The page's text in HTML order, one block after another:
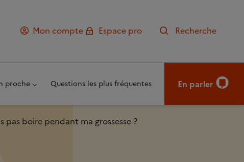
Mon compte
Espace pro Recherche
proche Questions les plus fréquentes En parler
pas boire pendant ma grossesse ?